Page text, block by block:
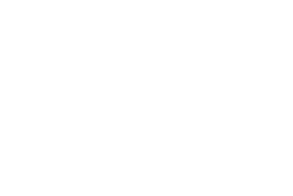
applicata intuitiva quantità